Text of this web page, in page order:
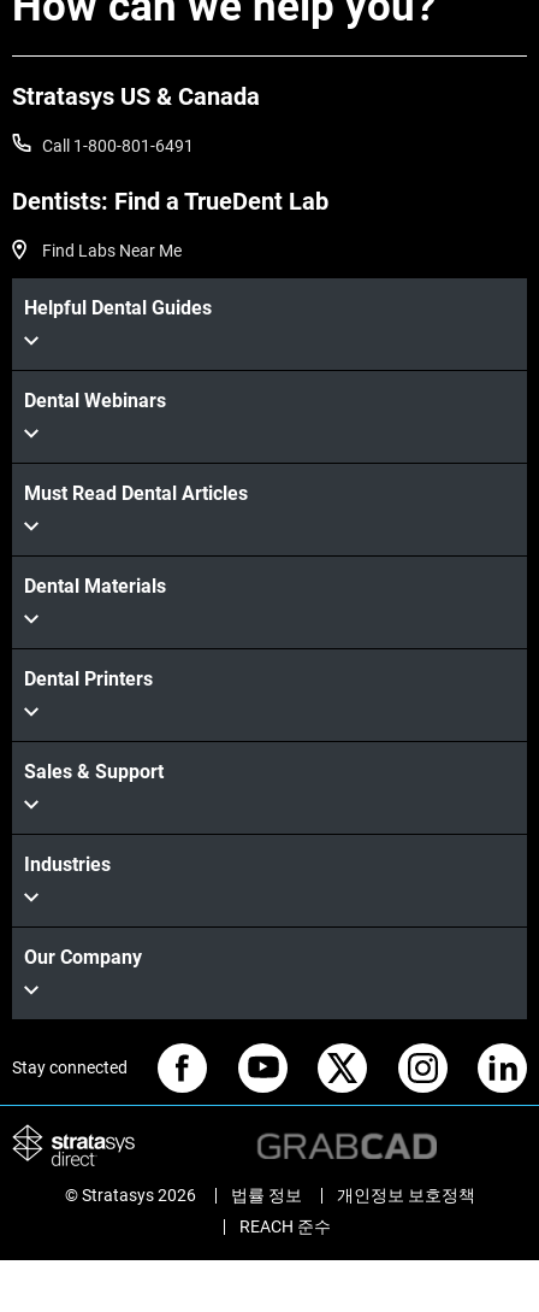
Stratasys US & Canada
Call 1-800-801-6491
Dentists: Find a TrueDent Lab
Find Labs Near Me
Helpful Dental Guides
Dental Webinars
Must Read Dental Articles
Dental Materials
Dental Printers
Sales & Support
Industries
Our Company
Stay connected
© Stratasys 2026 법률 정보
개인정보 보호정책
REACH 준수